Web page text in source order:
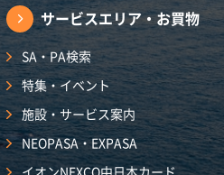
サービスエリア・お買物
SA・PA検索
特集・イベント
施設・サービス案内
NEOPASA・EXPASA
イオンNEXCO中日本カード